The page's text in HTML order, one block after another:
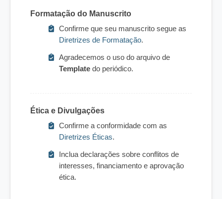
Formatação do Manuscrito
Confirme que seu manuscrito segue as
Diretrizes de Formatação.
Agradecemos o uso do arquivo de
Templatedo periódico.
Ética e Divulgações
Confirme a conformidade com as
Diretrizes Éticas.
Inclua declarações sobre conflitos de
interesses, financiamento e aprovação
ética.